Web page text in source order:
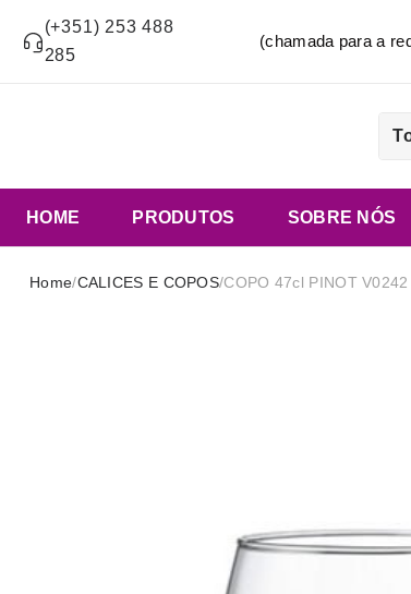
(+351) 253 488
285
(chamada para a
HOME PRODUTOS SOBRE NÓS
Home/CALICES E COPOS/COPO 47cl PINOT V0242